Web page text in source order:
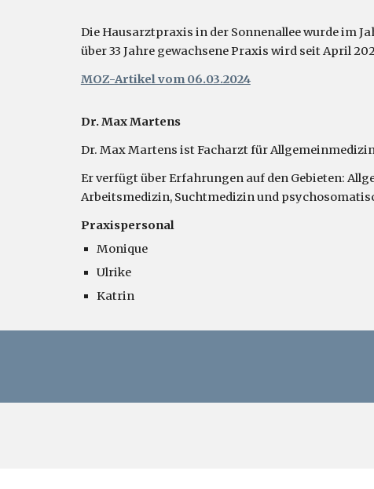
Die Hausarztpraxis in der Sonnenallee wurde im
über 33 Jahre gewachsene Praxis wird seit April
MOZ-Artikel vom 06.03.2024
Dr. Max Martens
Dr. Max Martens ist Facharzt für
Er verfügt über Erfahrungen auf den Gebieten:
Arbeitsmedizin, Suchtmedizin und
Praxispersonal
Monique
Ulrike
Katrin